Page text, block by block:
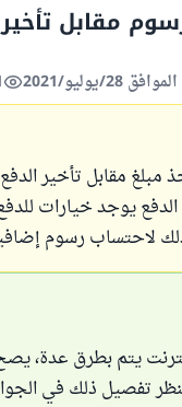
مقابل تأخير
مبلغ مقابل تأخير
الدفع يوجد خيارات
لاحتساب رسوم
يتم بطرق عدة،
تفصيل ذلك في